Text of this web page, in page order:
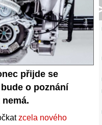
přijde se
o poznání
zcela nového